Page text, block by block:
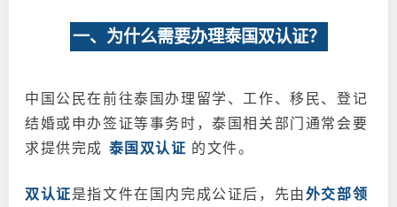
一、为什么需要办理泰国双认证？
中国公民在前往泰国办理留学、工作、移民、登记
结婚或申办签证等事务时，泰国相关部门通常会要
求提供完成 泰国双认证 的文件。
双认证是指文件在国内完成公证后，先由外交部领